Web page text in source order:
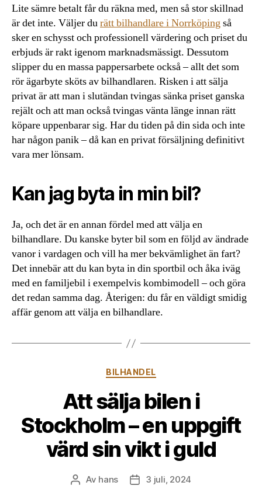
Lite sämre betalt får du räkna med, men så stor skillnad
är det inte. Väljer durätt bilhandlare i Norrköpingså
sker en schysst och professionell värdering och priset du
erbjuds är rakt igenom marknadsmässigt. Dessutom
slipper du en massa pappersarbete också – allt det som
rör ägarbyte sköts av bilhandlaren. Risken i att sälja
privat är att man i slutändan tvingas sänka priset ganska
rejält och att man också tvingas vänta länge innan rätt
köpare uppenbarar sig. Har du tiden på din sida och inte
har någon panik – då kan en privat försäljning definitivt
vara mer lönsam.
Kan jag byta in min bil?
Ja, och det är en annan fördel med att välja en
bilhandlare. Du kanske byter bil som en följd av ändrade
vanor i vardagen och vill ha mer bekvämlighet än fart?
Det innebär att du kan byta in din sportbil och åka iväg
med en familjebil i exempelvis kombimodell – och göra
det redan samma dag. Återigen: du får en väldigt smidig
affär genom att välja en bilhandlare.
Kategorier
BILHANDEL
Att sälja bilen i
Stockholm – en uppgift
värd sin vikt i guld
Inläggsförfattare
Av hans Inläggsdatum
3 juli, 2024